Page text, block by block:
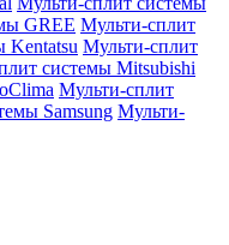
GREE Мульти-сплит
Kentatsu Мульти-сплит
системы Mitsubishi
Мульти-сплит
Samsung Мульти-